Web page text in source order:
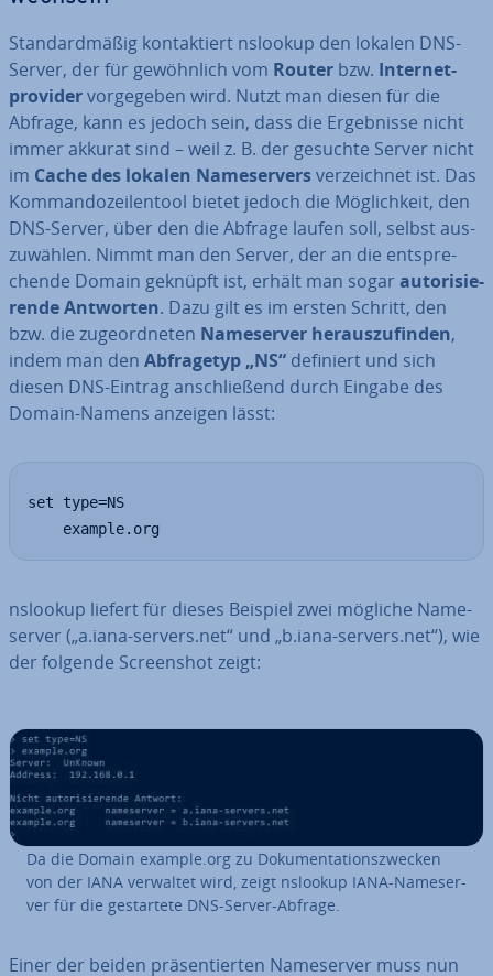
Stan­dard­mä­ßig kon­tak­tiert nslookup den lokalen DNS-
Server, der für ge­wöhn­lich vom Router bzw. In­ter­net­
pro­vi­dervor­ge­ge­ben wird. Nutzt man diesen für die
Abfrage, kann es jedoch sein, dass die Er­geb­nis­se nicht
immer akkurat sind – weil z. B. der gesuchte Server nicht
im Cache des lokalen Name­ser­versver­zeich­net ist. Das
Kom­man­do­zei­len­tool bietet jedoch die Mög­lich­keit, den
DNS-Server, über den die Abfrage laufen soll, selbst aus­
zu­wäh­len. Nimmt man den Server, der an die ent­spre­
chen­de Domain geknüpft ist, erhält man sogar au­to­ri­sie­
ren­de Antworten. Dazu gilt es im ersten Schritt, den
bzw. die zu­ge­ord­ne­ten Name­ser­ver her­aus­zu­fin­den,
indem man den Ab­fra­ge­typ „NS“ definiert und sich
diesen DNS-Eintrag an­schlie­ßend durch Eingabe des
Domain-Namens anzeigen lässt:
set type=NS
    example.org
nslookup liefert für dieses Beispiel zwei mögliche Name­
ser­ver („a.iana-servers.net“ und „b.iana-servers.net“), wie
der folgende Screen­shot zeigt:
Da die Domain example.org zu Do­ku­men­ta­ti­ons­zwe­cken
von der IANA verwaltet wird, zeigt nslookup IANA-Name­ser­
ver für die ge­star­te­te DNS-Server-Abfrage.
Einer der beiden prä­sen­tier­ten Name­ser­ver muss nun